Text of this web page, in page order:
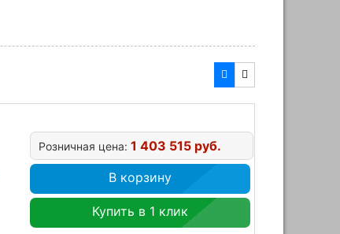
Розничная цена: 1 403 515 руб.
В корзину
Купить в 1 клик